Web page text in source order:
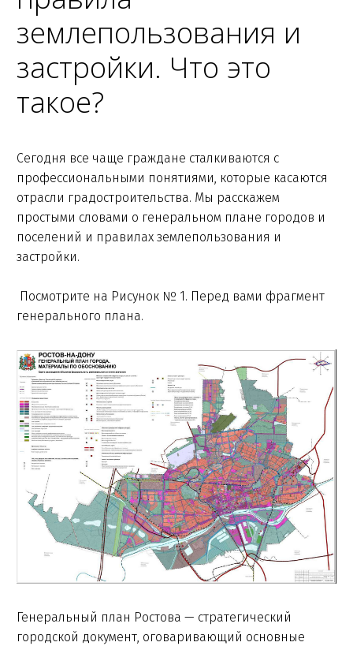
землепользования и
застройки. Что это
такое?
Сегодня все чаще граждане сталкиваются с
профессиональными понятиями, которые касаются
отрасли градостроительства. Мы расскажем
простыми словами о генеральном плане городов и
поселений и правилах землепользования и
застройки.
Посмотрите на Рисунок № 1. Перед вами фрагмент
генерального плана.
Генеральный план Ростова — стратегический
городской документ, оговаривающий основные